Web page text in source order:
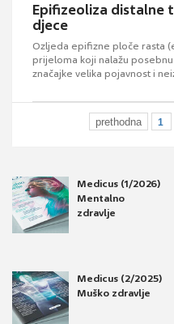
Epifizeoliza distalne
djece
Ozljeda epifizne ploče rasta
prijeloma koji nalažu
značajke velika pojavnost i
prethodna 1
Medicus (1/2026)
Mentalno
zdravlje
Medicus (2/2025)
Muško zdravlje